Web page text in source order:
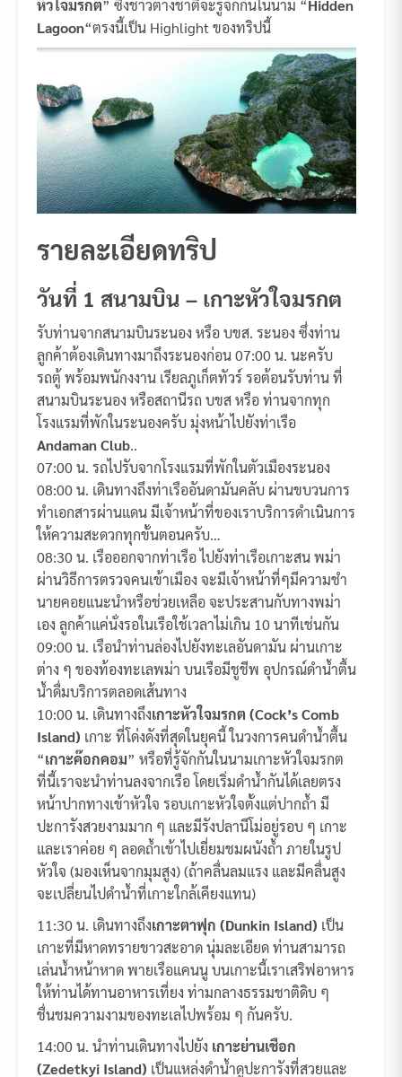
หัวใจมรกต” ซึ่งชาวต่างชาติจะรู้จักกันในนาม “Hidden
Lagoon“ตรงนี้เป็น Highlight ของทริปนี้
รายละเอียดทริป
วันที่ 1 สนามบิน – เกาะหัวใจมรกต
รับท่านจากสนามบินระนอง หรือ บขส. ระนอง ซึ่งท่าน
ลูกค้าต้องเดินทางมาถึงระนองก่อน 07:00 น. นะครับ
รถตู้ พร้อมพนักงงาน เรียลภูเก็ตทัวร์ รอต้อนรับท่าน ที่
สนามบินระนอง หรือสถานีรถ บขส หรือ ท่านจากทุก
โรงแรมที่พักในระนองครับ มุ่งหน้าไปยังท่าเรือ
Andaman Club..
07:00 น. รถไปรับจากโรงแรมที่พักในตัวเมืองระนอง
08:00 น. เดินทางถึงท่าเรืออันดามันคลับ ผ่านขบวนการ
ทำเอกสารผ่านแดน มีเจ้าหน้าที่ของเราบริการดำเนินการ
ให้ความสะดวกทุกขั้นตอนครับ…
08:30 น. เรือออกจากท่าเรือ ไปยังท่าเรือเกาะสน พม่า
ผ่านวิธีการตรวจคนเข้าเมือง จะมีเจ้าหน้าที่ๆมีความชำ
นายคอยแนะนำหรือช่วยเหลือ จะประสานกับทางพม่า
เอง ลูกค้าแค่นั่งรอในเรือใช้เวลาไม่เกิน 10 นาทีเช่นกัน
09:00 น. เรือนำท่านล่องไปยังทะเลอันดามัน ผ่านเกาะ
ต่าง ๆ ของท้องทะเลพม่า บนเรือมีชูชีพ อุปกรณ์ดำน้ำตื้น
น้ำดื่มบริการตลอดเส้นทาง
10:00 น. เดินทางถึงเกาะหัวใจมรกต (Cock’s Comb
Island) เกาะ ที่โด่งดังที่สุดในยุคนี้ ในวงการคนดำน้ำตื้น
“เกาะค๊อกคอม” หรือที่รู้จักกันในนามเกาะหัวใจมรกต
ที่นี้เราจะนำท่านลงจากเรือ โดยเริ่มดำน้ำกันได้เลยตรง
หน้าปากทางเข้าหัวใจ รอบเกาะหัวใจตั้งแต่ปากถ้ำ มี
ปะการังสวยงามมาก ๆ และมีรังปลานีโม่อยู่รอบ ๆ เกาะ
และเราค่อย ๆ ลอดถ้ำเข้าไปเยี่ยมชมผนังถ้ำ ภายในรูป
หัวใจ (มองเห็นจากมุมสูง) (ถ้าคลื่นลมแรง และมีคลื่นสูง
จะเปลี่ยนไปดำน้ำที่เกาะใกล้เคียงแทน)
11:30 น. เดินทางถึงเกาะตาฟุก (Dunkin Island) เป็น
เกาะที่มีหาดทรายขาวสะอาด นุ่มละเอียด ท่านสามารถ
เล่นน้ำหน้าหาด พายเรือแคนนู บนเกาะนี้เราเสริฟอาหาร
ให้ท่านได้ทานอาหารเที่ยง ท่ามกลางธรรมชาติดิบ ๆ
ชื่นชมความงามของทะเลไปพร้อม ๆ กันครับ.
14:00 น. นำท่านเดินทางไปยัง เกาะย่านเชือก
(Zedetkyi Island) เป็นแหล่งดำน้ำดูปะการังที่สวยและ